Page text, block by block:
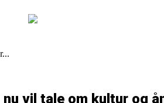
vil tale om kultur og